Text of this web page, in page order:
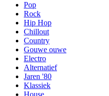
Pop
Rock
Hip Hop
Chillout
Country
Gouwe ouwe
Electro
Alternatief
Jaren '80
Klassiek